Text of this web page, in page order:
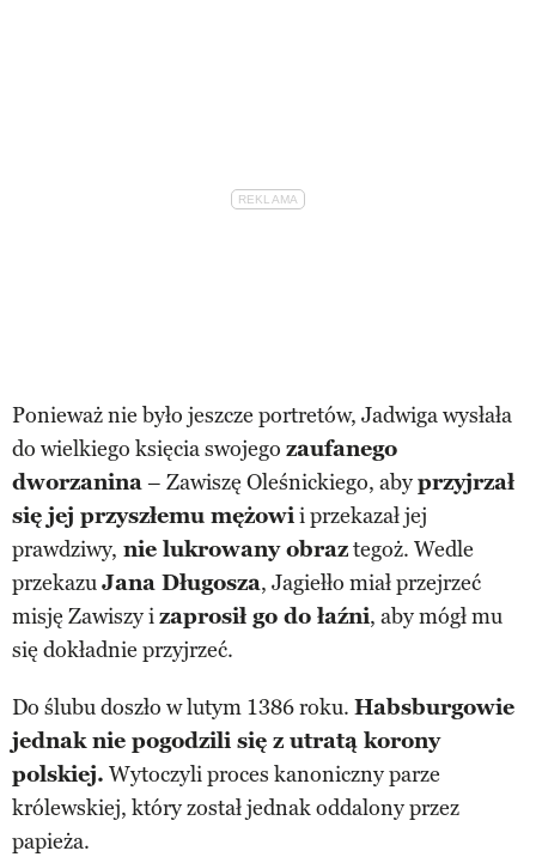
Ponieważ nie było jeszcze portretów, Jadwiga wysłała
do wielkiego księcia swojego zaufanego
dworzanina– Zawiszę Oleśnickiego, abyprzyjrzał
się jej przyszłemu mężowii przekazał jej
prawdziwy, nie lukrowany obraztegoż. Wedle
przekazuJana Długosza, Jagiełło miał przejrzeć
misję Zawiszy izaprosił go do łaźni, aby mógł mu
się dokładnie przyjrzeć.
Do ślubu doszło w lutym 1386 roku. Habsburgowie
jednak nie pogodzili się z utratą korony
polskiej. Wytoczyli proces kanoniczny parze
królewskiej, który został jednak oddalony przez
papieża.